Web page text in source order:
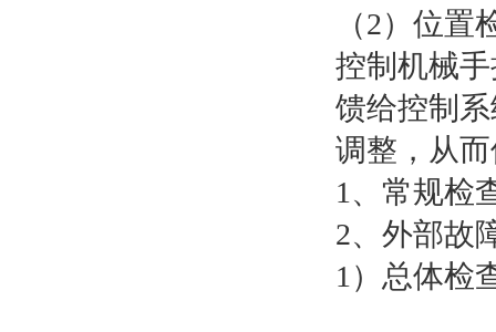
（2）位置
控制机械
馈给控制
调整，从
1、常规检
2、外部故
1）总体检